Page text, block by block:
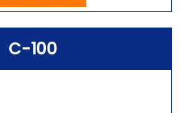
C-100